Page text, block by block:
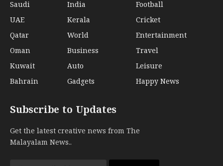
Saudi
UAE
Qatar
Oman
Kuwait
Bahrain
India
Kerala
World
Business
Auto
Gadgets
Football
Cricket
Entertainment
Travel
Leisure
Happy News
Subscribe to Updates
Get the latest creative news from The
Malayalam News..